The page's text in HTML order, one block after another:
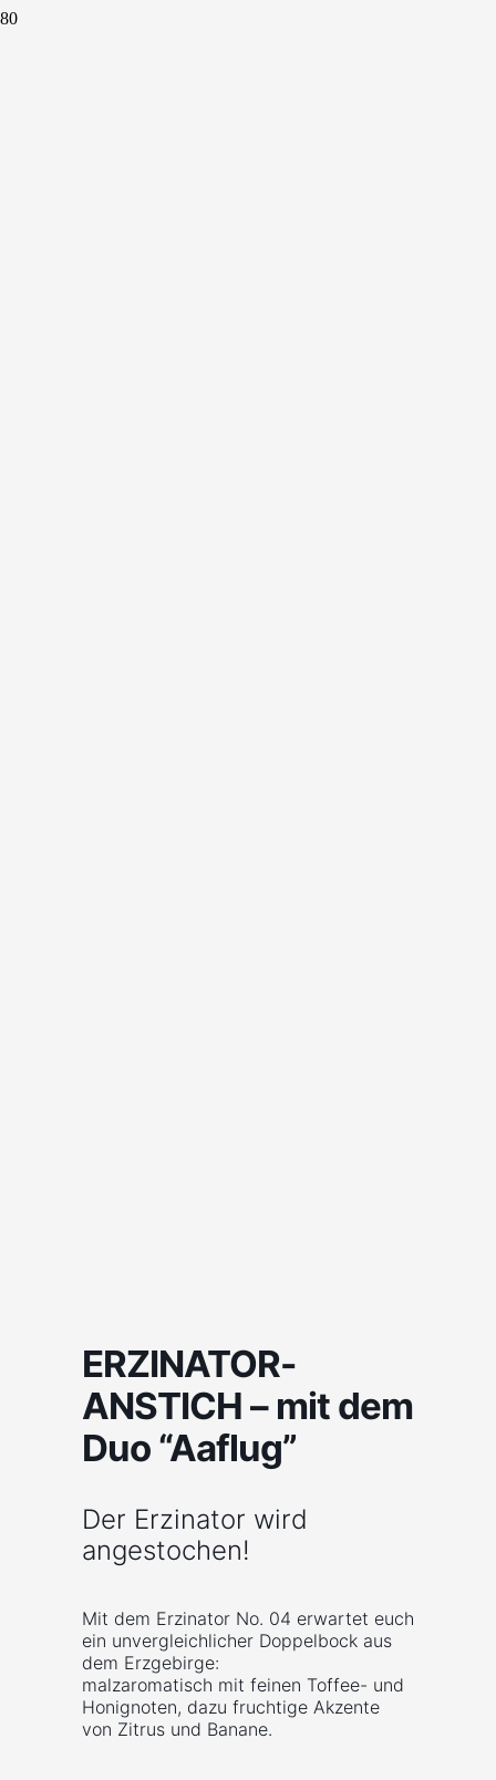
ERZINATOR-
ANSTICH – mit dem
Duo “Aaflug”
Der Erzinator wird
angestochen!
Mit dem Erzinator No. 04 erwartet euch
ein unvergleichlicher Doppelbock aus
dem Erzgebirge:
malzaromatisch mit feinen Toffee- und
Honignoten, dazu fruchtige Akzente
von Zitrus und Banane.